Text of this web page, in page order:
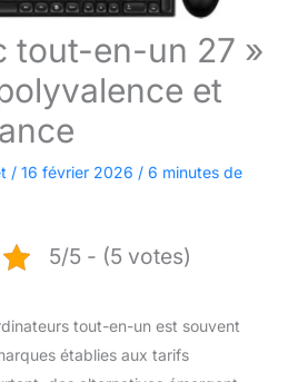
tout-en-un 27 »
et
/ 16 février 2026 / 6 minutes de
5/5 - (5 votes)
tout-en-un est souvent
établies aux tarifs